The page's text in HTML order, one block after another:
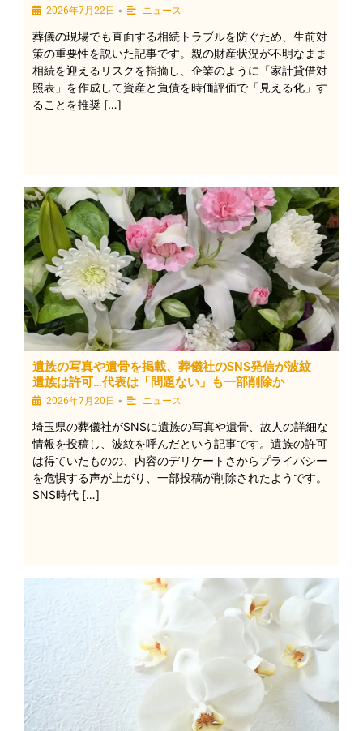
2026年7月22日 • ニュース
葬儀の現場でも直面する相続トラブルを防ぐため、生前対
策の重要性を説いた記事です。親の財産状況が不明なまま
相続を迎えるリスクを指摘し、企業のように「家計貸借対
照表」を作成して資産と負債を時価評価で「見える化」す
ることを推奨 […]
遺族の写真や遺骨を掲載、葬儀社のSNS発信が波紋
遺族は許可…代表は「問題ない」も一部削除か
2026年7月20日 • ニュース
埼玉県の葬儀社がSNSに遺族の写真や遺骨、故人の詳細な
情報を投稿し、波紋を呼んだという記事です。遺族の許可
は得ていたものの、内容のデリケートさからプライバシー
を危惧する声が上がり、一部投稿が削除されたようです。
SNS時代 […]